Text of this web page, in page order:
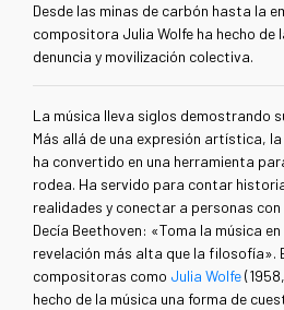
Desde las minas de carbón hasta la
compositora Julia Wolfe ha hecho de
denuncia y movilización colectiva.
La música lleva siglos demostrando
Más allá de una expresión artística,
ha convertido en una herramienta
rodea. Ha servido para contar
realidades y conectar a personas
Decía Beethoven: «Toma la música
revelación más alta que la filosofía».
compositoras como Julia Wolfe
hecho de la música una forma de